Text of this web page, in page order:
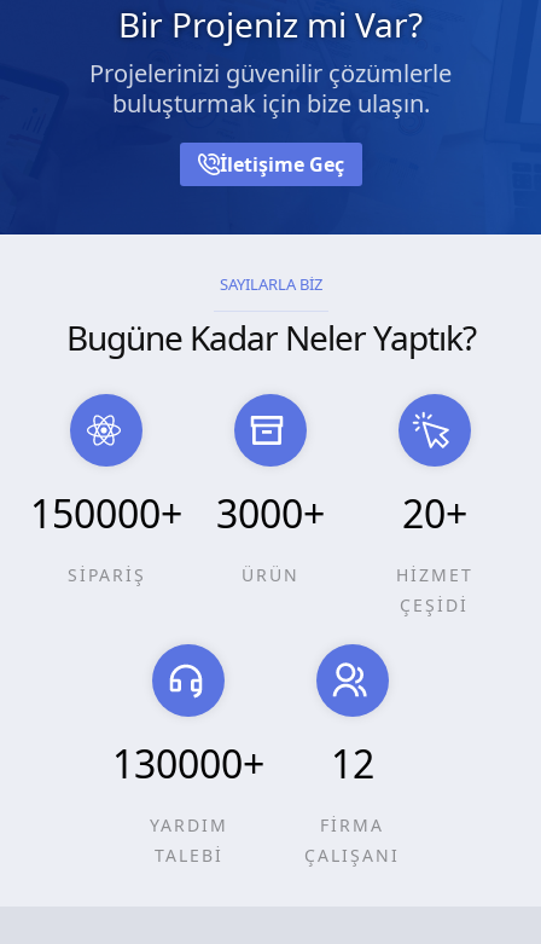
Bir Projeniz mi Var?
Projelerinizi güvenilir çözümlerle
buluşturmak için bize ulaşın.
İletişime Geç
SAYILARLA BİZ
Bugüne Kadar Neler Yaptık?
150000+
SİPARİŞ
3000+
ÜRÜN
20+
HİZMET
ÇEŞİDİ
130000+
YARDIM
TALEBİ
12
FİRMA
ÇALIŞANI